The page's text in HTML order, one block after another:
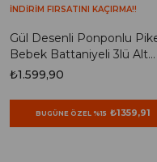
Gül Desenli Ponponlu
Bebek Battaniyeli 3lü Alt
Açma Seti
₺1.599,90
BUGÜNE ÖZEL %15 ₺1359,91
İNDİRİM FIRSATINI KAÇIRMA!!